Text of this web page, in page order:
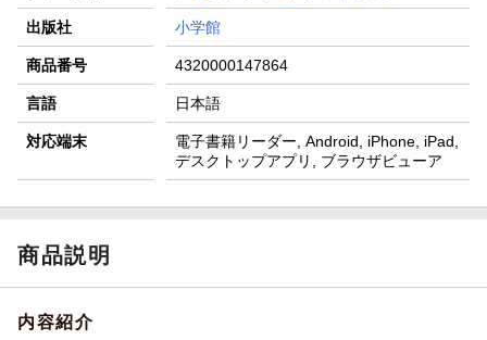
出版社 小学館
商品番号 4320000147864
言語 日本語
対応端末
電子書籍リーダー, Android, iPhone, iPad,
デスクトップアプリ, ブラウザビューア
商品説明
内容紹介